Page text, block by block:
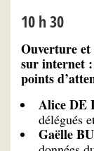
10 h 30
Ouverture et
sur internet :
points
Alice DE
délégués
Gaëlle